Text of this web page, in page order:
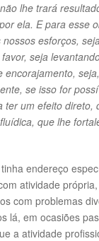
lhe trará
ela. E para esse
esforços,
seja
encorajamento,
se isso for
ter um efeito direto,
que lhe
endereço
atividade
com problemas
lá, em ocasiões
a atividade